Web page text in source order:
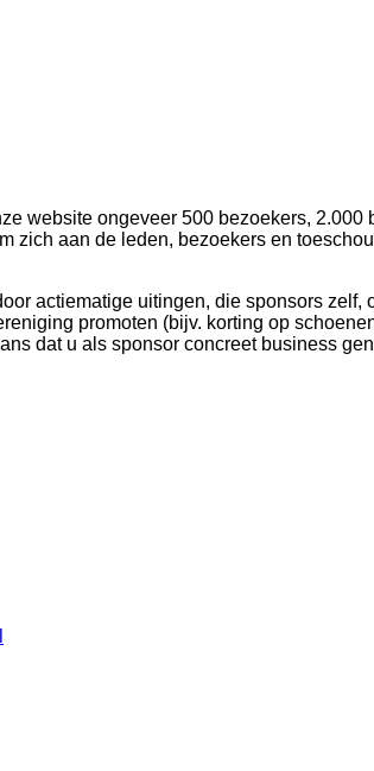
website ongeveer 500 bezoekers, 2.000
aan de leden, bezoekers en
actiematige uitingen, die sponsors zelf,
promoten (bijv. korting op
dat u als sponsor concreet business